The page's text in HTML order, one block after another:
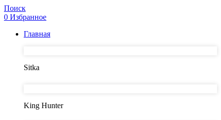
Поиск
0 Избранное
Главная
Sitka
King Hunter